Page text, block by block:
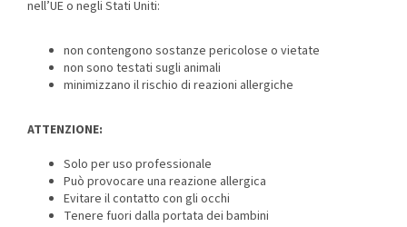
nell’UE o negli Stati Uniti:
non contengono sostanze pericolose o vietate
non sono testati sugli animali
minimizzano il rischio di reazioni allergiche
ATTENZIONE:
Solo per uso professionale
Può provocare una reazione allergica
Evitare il contatto con gli occhi
Tenere fuori dalla portata dei bambini